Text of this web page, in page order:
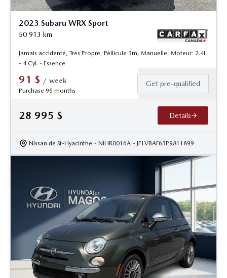
2023 Subaru WRX Sport
50 913 km
Jamais accidenté, Très Propre, Péllicule 3m, Manuelle, Moteur: 2.4L
- 4 Cyl. - Essence
91 $ / week
Purchase 96 months
Get pre-qualified
28 995 $ Details
Nissan de St-Hyacinthe - NIHR0016A - JF1VBAF63P9811899